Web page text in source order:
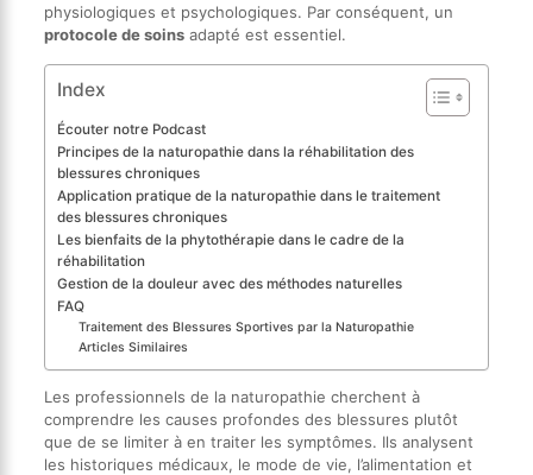
physiologiques et psychologiques. Par conséquent, un
protocole de soinsadapté est essentiel.
Index
Écouter notre Podcast
Principes de la naturopathie dans la réhabilitation des
blessures chroniques
Application pratique de la naturopathie dans le traitement
des blessures chroniques
Les bienfaits de la phytothérapie dans le cadre de la
réhabilitation
Gestion de la douleur avec des méthodes naturelles
FAQ
Traitement des Blessures Sportives par la Naturopathie
Articles Similaires
Les professionnels de la naturopathie cherchent à
comprendre les causes profondes des blessures plutôt
que de se limiter à en traiter les symptômes. Ils analysent
les historiques médicaux, le mode de vie, l’alimentation et